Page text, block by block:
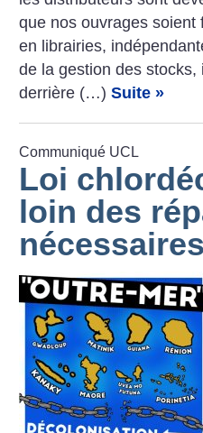
que nos ouvrages soient
en librairies,
de la gestion des stocks,
derrière (…)Suite »
Communiqué UCL
Loi
loin des
nécessaires